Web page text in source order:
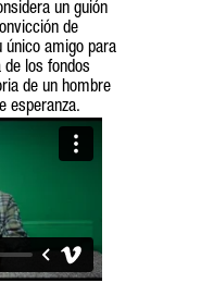
un guión
de
único amigo para
los fondos
de un hombre
esperanza.